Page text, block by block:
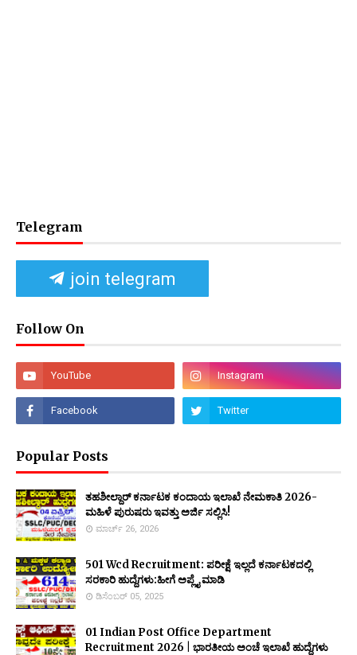
Telegram
join telegram
Follow On
Popular Posts
ತಹಶೀಲ್ದಾರ್ ಕರ್ನಾಟಕ ಕಂದಾಯ ಇಲಾಖೆ ನೇಮಕಾತಿ 2026-
ಮಹಿಳೆ ಪುರುಷರು ಇವತ್ತು ಅರ್ಜಿ ಸಲ್ಲಿಸಿ!
ಮಾರ್ಚ್ 26, 2026
501 Wcd Recruitment: ಪರೀಕ್ಷೆ ಇಲ್ಲದೆ ಕರ್ನಾಟಕದಲ್ಲಿ
ಸರಕಾರಿ ಹುದ್ದೆಗಳು:ಹೀಗೆ ಅಪ್ಲೈ ಮಾಡಿ
ಡಿಸೆಂಬರ್ 05, 2025
01 Indian Post Office Department
Recruitment 2026 | ಭಾರತೀಯ ಅಂಚೆ ಇಲಾಖೆ ಹುದ್ದೆಗಳು